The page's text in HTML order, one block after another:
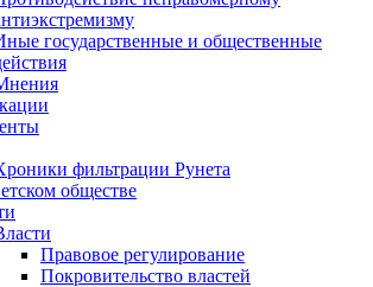
государственные и общественные
фильтрации Рунета
обществе
Правовое регулирование
Покровительство властей